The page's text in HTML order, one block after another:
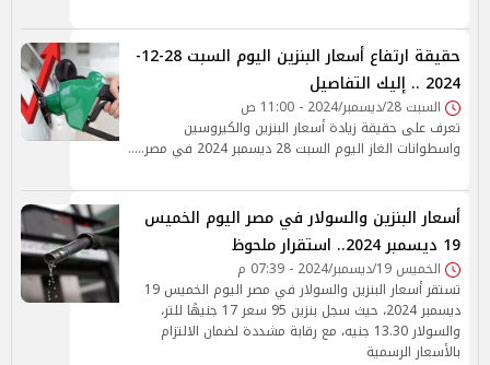
حقيقة ارتفاع أسعار البنزين اليوم السبت 28-12-
2024 .. إليك التفاصيل
السبت 28/ديسمبر/2024 - 11:00 ص
تعرف على حقيقة زيادة أسعار البنزين والكيروسين
واسطوانات الغاز اليوم السبت 28 ديسمبر 2024 في مصر.....
أسعار البنزين والسولار في مصر اليوم الخميس
19 ديسمبر 2024.. استقرار ملحوظ
الخميس 19/ديسمبر/2024 - 07:39 م
تستقر أسعار البنزين والسولار في مصر اليوم الخميس 19
ديسمبر 2024، حيث سجل بنزين 95 سعر 17 جنيهًا للتر،
والسولار 13.30 جنيه، مع رقابة مشددة لضمان الالتزام
بالأسعار الرسمية